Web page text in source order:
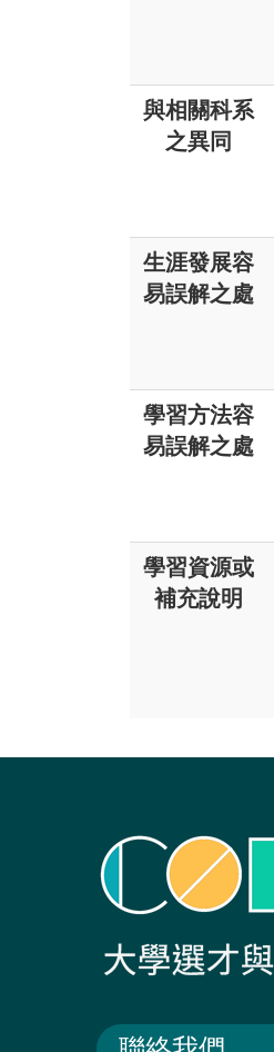
與相關科系
之異同
生涯發展容
易誤解之處
學習方法容
易誤解之處
學習資源或
補充說明